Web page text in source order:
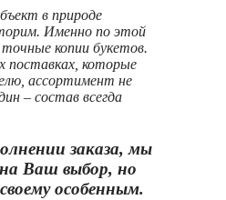
в природе
Именно по этой
копии букетов.
поставках, которые
ассортимент не
– состав всегда
заказа, мы
Ваш выбор, но
особенным.